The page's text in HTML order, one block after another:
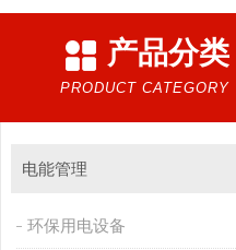
产品分类
PRODUCT CATEGORY
电能管理
环保用电设备